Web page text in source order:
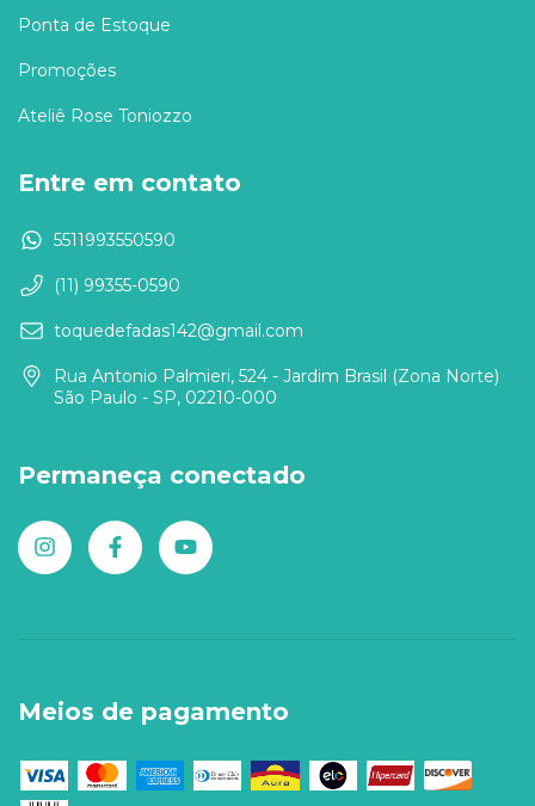
Ponta de Estoque
Promoções
Ateliê Rose Toniozzo
Entre em contato
5511993550590
(11) 99355-0590
toquedefadas142@gmail.com
Rua Antonio Palmieri, 524 - Jardim Brasil (Zona Norte)
São Paulo - SP, 02210-000
Permaneça conectado
Meios de pagamento